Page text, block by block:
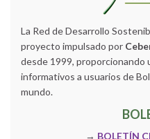
La Red de Desarrollo
proyecto impulsado por
desde 1999,
informativos a usuarios de
mundo.
→ BOLETÍN